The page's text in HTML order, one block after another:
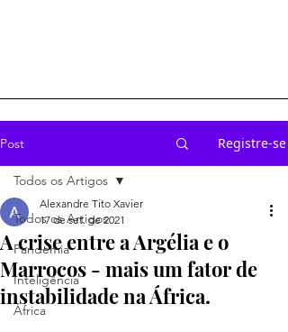
Post Registre-se
Todos os Artigos
Pandemia
Inteligência
África
Todos os Artigos
A crise entre a Argélia e o
Marrocos - mais um fator de
instabilidade na África.
Alexandre Tito Xavier
17 de set. de 2021